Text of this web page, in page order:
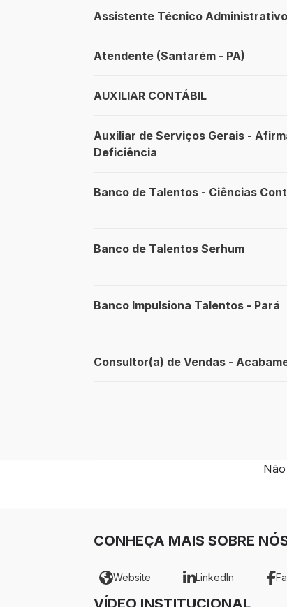
Assistente Técnico Administrativo
Atendente (Santarém - PA)
AUXILIAR CONTÁBIL
Auxiliar de Serviços Gerais -
Deficiência
Banco de Talentos - Ciências
Banco de Talentos Serhum
Banco Impulsiona Talentos - Pará
Consultor(a) de Vendas -
CONHEÇA MAIS SOBRE
Website LinkedIn
VÍDEO INSTITUCIONAL